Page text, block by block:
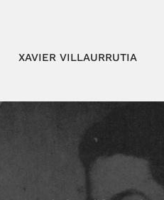
XAVIER VILLAURRUTIA